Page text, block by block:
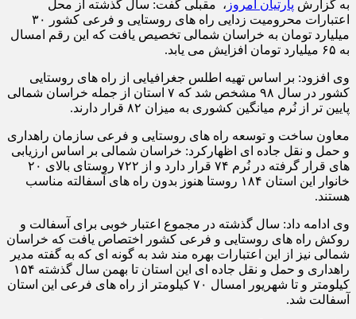
به گزارش پارتیان امروز ، مقبلی گفت: سال گذشته از محل
اعتبارات محرومیت زدایی راه های روستایی و فرعی کشور ۳۰
میلیارد تومان به خراسان شمالی تخصیص یافت که این رقم امسال
به ۶۵ میلیارد تومان افزایش می یابد.
وی افزود: بر اساس تهیه اطلس جغرافیایی از راه های روستایی
کشور در سال ۹۸ مشخص شد که ۷ استان از جمله خراسان شمالی
پایین تر از نُرم میانگین کشوری به میزان ۸۲ قرار دارند.
معاون ساخت و توسعه راه های روستایی و فرعی سازمان راهداری
و حمل و نقل جاده ای اظهارکرد: خراسان شمالی بر اساس ارزیابی
های قرار گرفته در نُرم ۷۴ قرار دارد و از ۷۲۲ روستای بالای ۲۰
خانوار این استان ۱۸۴ روستا هنوز بدون راه های آسفالته مناسب
هستند.
وی ادامه داد: سال گذشته در مجموع اعتبار خوبی برای آسفالت و
روکش راه های روستایی و فرعی کشور اختصاص یافت که خراسان
شمالی نیز از این اعتبارات بهره مند شد به گونه ای که به گفته مدیر
راهداری و حمل و نقل جاده ای این استان تا بهمن سال گذشته ۱۵۴
کیلومتر و تا شهریور امسال ۷۰ کیلومتر از راه های فرعی این استان
آسفالت شد.